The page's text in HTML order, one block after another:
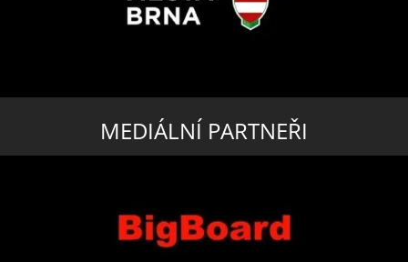
MEDIÁLNÍ PARTNEŘI